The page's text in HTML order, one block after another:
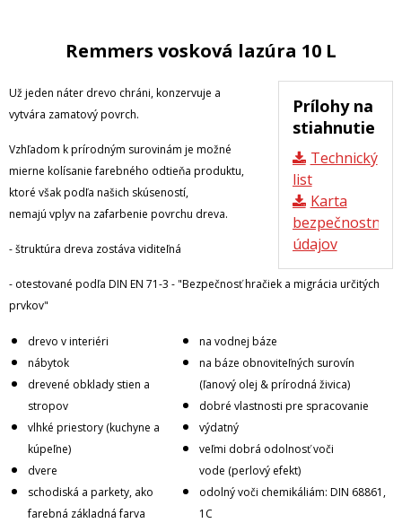
Remmers vosková lazúra 10 L
Prílohy na
stiahnutie
Technický
list
Karta
bezpečnostných
údajov
Už jeden náter drevo chráni, konzervuje a
vytvára zamatový povrch.
Vzhľadom k prírodným surovinám je možné
mierne kolísanie farebného odtieňa produktu,
ktoré však podľa našich skúseností,
nemajú vplyv na zafarbenie povrchu dreva.
- štruktúra dreva zostáva viditeľná
- otestované podľa DIN EN 71-3 - "Bezpečnosť hračiek a migrácia určitých
prvkov"
drevo v interiéri
nábytok
drevené obklady stien a
stropov
vlhké priestory (kuchyne a
kúpeľne)
dvere
schodiská a parkety, ako
farebná základná farva
na vodnej báze
na báze obnoviteľných surovín
(ľanový olej & prírodná živica)
dobré vlastnosti pre spracovanie
výdatný
veľmi dobrá odolnosť voči
vode (perlový efekt)
odolný voči chemikáliám: DIN 68861,
1C